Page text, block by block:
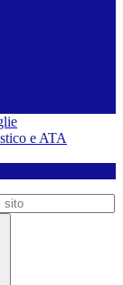
e ATA